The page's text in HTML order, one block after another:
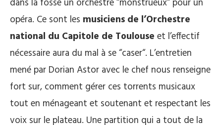
dans la fosse un orchestre “monstrueux“ pour un
opéra. Ce sont les musiciens de l’Orchestre
national du Capitole de Toulouse et l’effectif
nécessaire aura du mal à se “caser“. L’entretien
mené par Dorian Astor avec le chef nous renseigne
fort sur, comment gérer ces torrents musicaux
tout en ménageant et soutenant et respectant les
voix sur le plateau. Une partition qui a tout de la